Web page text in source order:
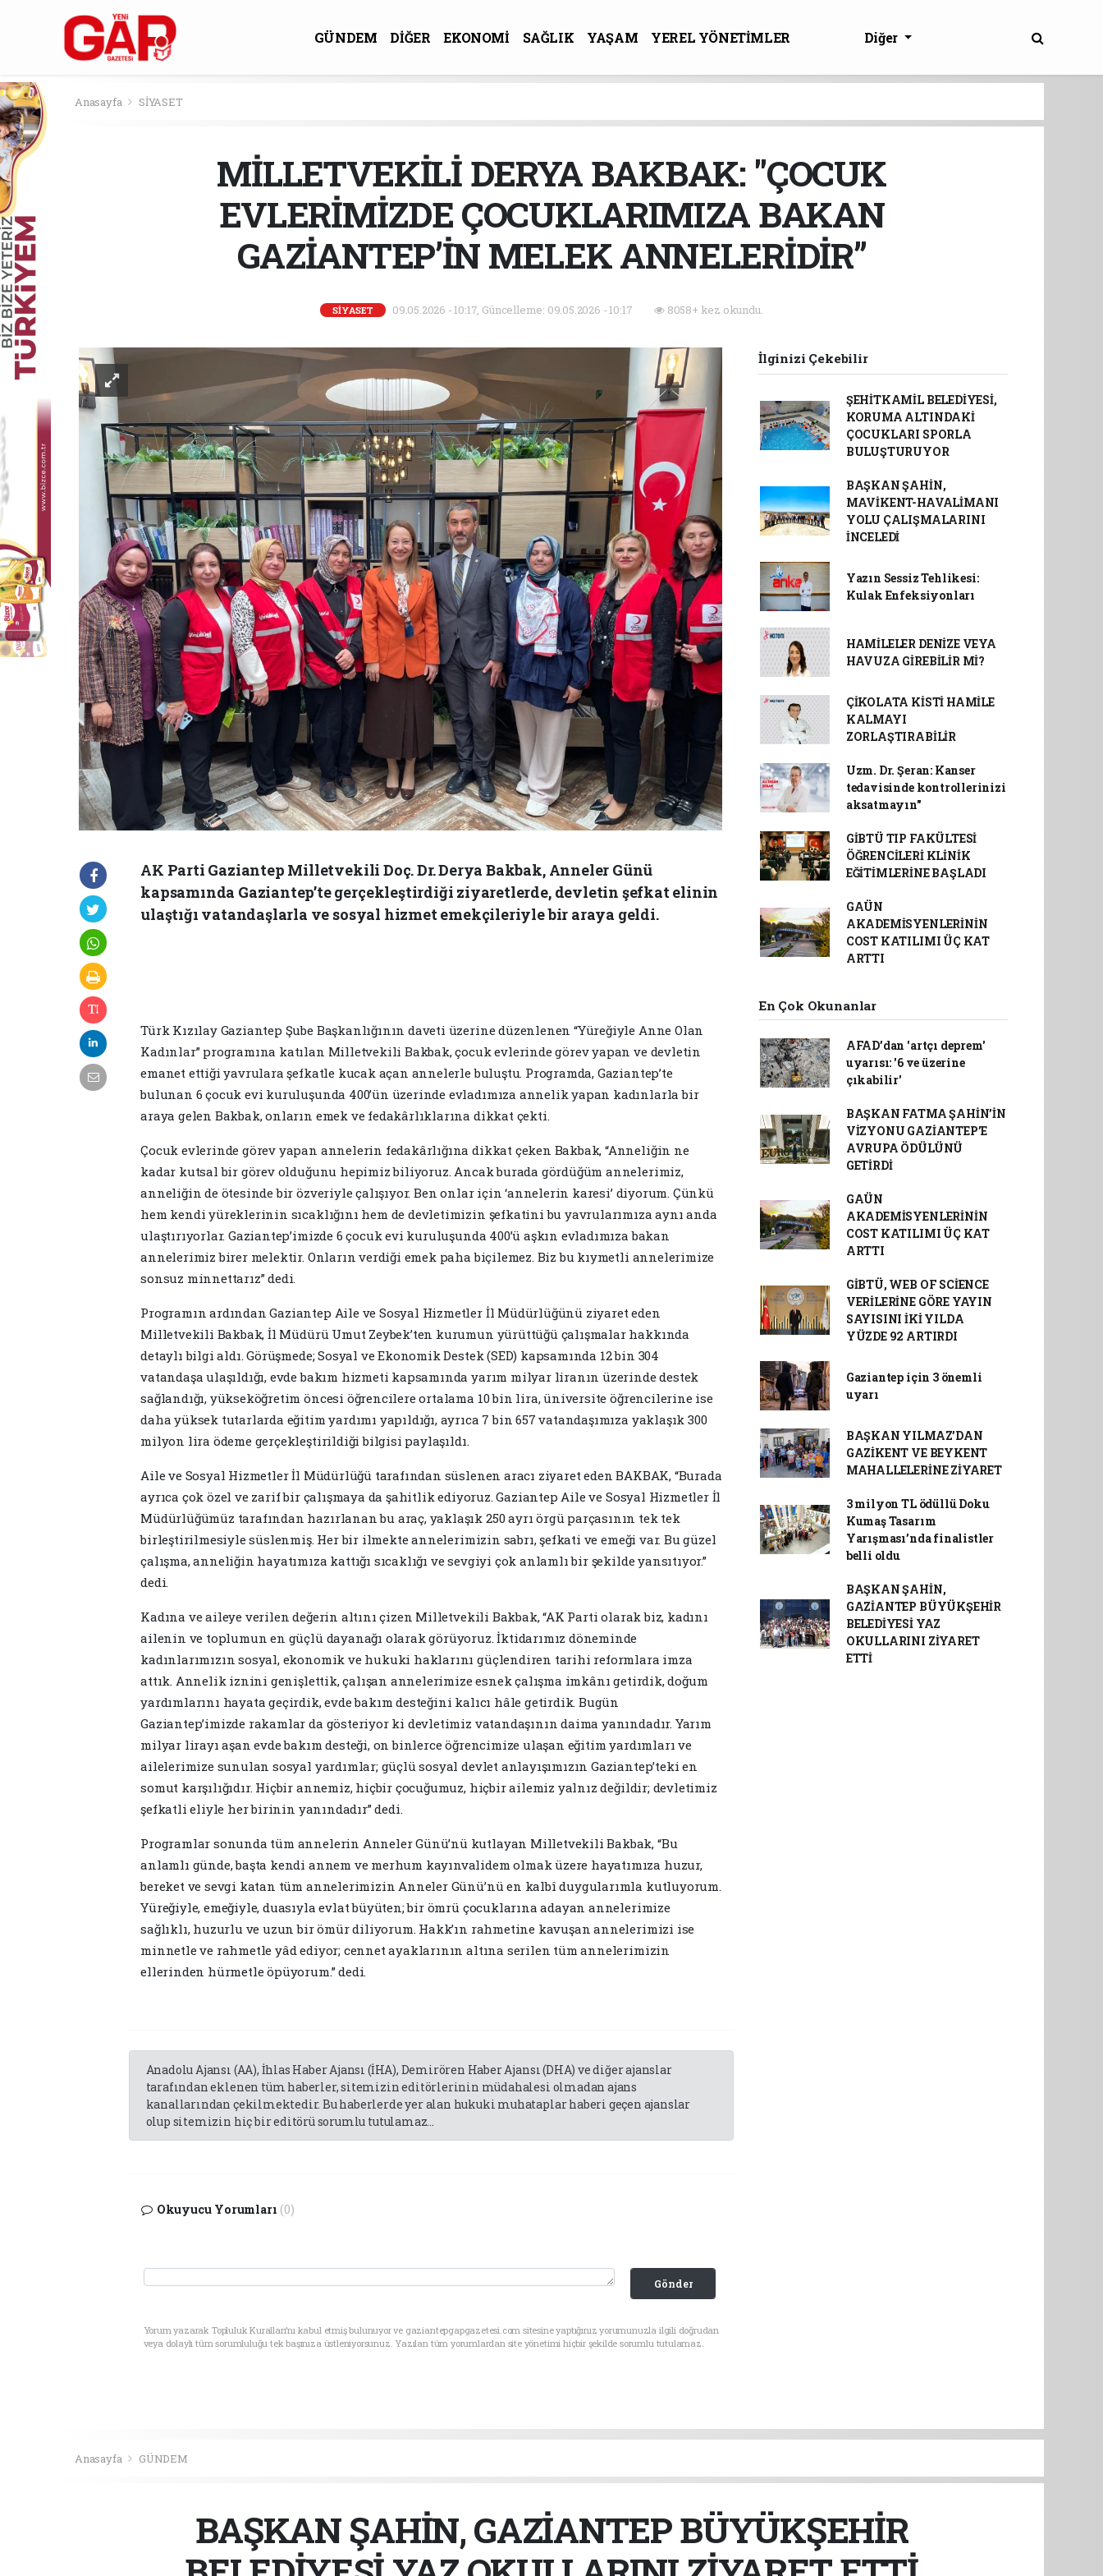
GÜNDEM DİĞER EKONOMİ SAĞLIK YAŞAM
YEREL YÖNETİMLER
Diğer
Anasayfa SİYASET
MİLLETVEKİLİ DERYA BAKBAK: "ÇOCUK
EVLERİMİZDE ÇOCUKLARIMIZA BAKAN
GAZİANTEP’İN MELEK ANNELERİDİR”
SİYASET 09.05.2026 - 10:17, Güncelleme: 09.05.2026 - 10:17 8058+ kez okundu.
AK Parti Gaziantep Milletvekili Doç. Dr. Derya Bakbak, Anneler Günü
kapsamında Gaziantep’te gerçekleştirdiği ziyaretlerde, devletin şefkat elinin
ulaştığı vatandaşlarla ve sosyal hizmet emekçileriyle bir araya geldi.
Türk Kızılay Gaziantep Şube Başkanlığının daveti üzerine düzenlenen “Yüreğiyle Anne Olan
Kadınlar” programına katılan Milletvekili Bakbak, çocuk evlerinde görev yapan ve devletin
emanet ettiği yavrulara şefkatle kucak açan annelerle buluştu. Programda, Gaziantep’te
bulunan 6 çocuk evi kuruluşunda 400’ün üzerinde evladımıza annelik yapan kadınlarla bir
araya gelen Bakbak, onların emek ve fedakârlıklarına dikkat çekti.
Çocuk evlerinde görev yapan annelerin fedakârlığına dikkat çeken Bakbak, “Anneliğin ne
kadar kutsal bir görev olduğunu hepimiz biliyoruz. Ancak burada gördüğüm annelerimiz,
anneliğin de ötesinde bir özveriyle çalışıyor. Ben onlar için ‘annelerin karesi’ diyorum. Çünkü
hem kendi yüreklerinin sıcaklığını hem de devletimizin şefkatini bu yavrularımıza aynı anda
ulaştırıyorlar. Gaziantep’imizde 6 çocuk evi kuruluşunda 400’ü aşkın evladımıza bakan
annelerimiz birer melektir. Onların verdiği emek paha biçilemez. Biz bu kıymetli annelerimize
sonsuz minnettarız” dedi.
Programın ardından Gaziantep Aile ve Sosyal Hizmetler İl Müdürlüğünü ziyaret eden
Milletvekili Bakbak, İl Müdürü Umut Zeybek’ten kurumun yürüttüğü çalışmalar hakkında
detaylı bilgi aldı. Görüşmede; Sosyal ve Ekonomik Destek (SED) kapsamında 12 bin 304
vatandaşa ulaşıldığı, evde bakım hizmeti kapsamında yarım milyar liranın üzerinde destek
sağlandığı, yükseköğretim öncesi öğrencilere ortalama 10 bin lira, üniversite öğrencilerine ise
daha yüksek tutarlarda eğitim yardımı yapıldığı, ayrıca 7 bin 657 vatandaşımıza yaklaşık 300
milyon lira ödeme gerçekleştirildiği bilgisi paylaşıldı.
Aile ve Sosyal Hizmetler İl Müdürlüğü tarafından süslenen aracı ziyaret eden BAKBAK, “Burada
ayrıca çok özel ve zarif bir çalışmaya da şahitlik ediyoruz. Gaziantep Aile ve Sosyal Hizmetler İl
Müdürlüğümüz tarafından hazırlanan bu araç, yaklaşık 250 ayrı örgü parçasının tek tek
birleştirilmesiyle süslenmiş. Her bir ilmekte annelerimizin sabrı, şefkati ve emeği var. Bu güzel
çalışma, anneliğin hayatımıza kattığı sıcaklığı ve sevgiyi çok anlamlı bir şekilde yansıtıyor.”
dedi.
Kadına ve aileye verilen değerin altını çizen Milletvekili Bakbak, “AK Parti olarak biz, kadını
ailenin ve toplumun en güçlü dayanağı olarak görüyoruz. İktidarımız döneminde
kadınlarımızın sosyal, ekonomik ve hukuki haklarını güçlendiren tarihi reformlara imza
attık. Annelik iznini genişlettik, çalışan annelerimize esnek çalışma imkânı getirdik, doğum
yardımlarını hayata geçirdik, evde bakım desteğini kalıcı hâle getirdik. Bugün
Gaziantep’imizde rakamlar da gösteriyor ki devletimiz vatandaşının daima yanındadır. Yarım
milyar lirayı aşan evde bakım desteği, on binlerce öğrencimize ulaşan eğitim yardımları ve
ailelerimize sunulan sosyal yardımlar; güçlü sosyal devlet anlayışımızın Gaziantep’teki en
somut karşılığıdır. Hiçbir annemiz, hiçbir çocuğumuz, hiçbir ailemiz yalnız değildir; devletimiz
şefkatli eliyle her birinin yanındadır” dedi.
Programlar sonunda tüm annelerin Anneler Günü’nü kutlayan Milletvekili Bakbak, “Bu
anlamlı günde, başta kendi annem ve merhum kayınvalidem olmak üzere hayatımıza huzur,
bereket ve sevgi katan tüm annelerimizin Anneler Günü’nü en kalbî duygularımla kutluyorum.
Yüreğiyle, emeğiyle, duasıyla evlat büyüten; bir ömrü çocuklarına adayan annelerimize
sağlıklı, huzurlu ve uzun bir ömür diliyorum. Hakk’ın rahmetine kavuşan annelerimizi ise
minnetle ve rahmetle yâd ediyor; cennet ayaklarının altına serilen tüm annelerimizin
ellerinden hürmetle öpüyorum.” dedi.
Anadolu Ajansı (AA), İhlas Haber Ajansı (İHA), Demirören Haber Ajansı (DHA) ve diğer ajanslar
tarafından eklenen tüm haberler, sitemizin editörlerinin müdahalesi olmadan ajans
kanallarından çekilmektedir. Bu haberlerde yer alan hukuki muhataplar haberi geçen ajanslar
olup sitemizin hiç bir editörü sorumlu tutulamaz...
Okuyucu Yorumları (0)
Gönder
Yorum yazarak Topluluk Kuralları’nı kabul etmiş bulunuyor ve gaziantepgapgazetesi.com sitesine yaptığınız yorumunuzla ilgili doğrudan
veya dolaylı tüm sorumluluğu tek başınıza üstleniyorsunuz. Yazılan tüm yorumlardan site yönetimi hiçbir şekilde sorumlu tutulamaz.
İlginizi Çekebilir
ŞEHİTKAMİL BELEDİYESİ,
KORUMA ALTINDAKİ
ÇOCUKLARI SPORLA
BULUŞTURUYOR
BAŞKAN ŞAHİN,
MAVİKENT-HAVALİMANI
YOLU ÇALIŞMALARINI
İNCELEDİ
Yazın Sessiz Tehlikesi:
Kulak Enfeksiyonları
HAMİLELER DENİZE VEYA
HAVUZA GİREBİLİR Mİ?
ÇİKOLATA KİSTİ HAMİLE
KALMAYI
ZORLAŞTIRABİLİR
Uzm. Dr. Şeran: Kanser
tedavisinde kontrollerinizi
aksatmayın"
GİBTÜ TIP FAKÜLTESİ
ÖĞRENCİLERİ KLİNİK
EĞİTİMLERİNE BAŞLADI
GAÜN
AKADEMİSYENLERİNİN
COST KATILIMI ÜÇ KAT
ARTTI
En Çok Okunanlar
AFAD’dan 'artçı deprem'
uyarısı: '6 ve üzerine
çıkabilir'
BAŞKAN FATMA ŞAHİN’İN
VİZYONU GAZİANTEP’E
AVRUPA ÖDÜLÜNÜ
GETİRDİ
GAÜN
AKADEMİSYENLERİNİN
COST KATILIMI ÜÇ KAT
ARTTI
GİBTÜ, WEB OF SCİENCE
VERİLERİNE GÖRE YAYIN
SAYISINI İKİ YILDA
YÜZDE 92 ARTIRDI
Gaziantep için 3 önemli
uyarı
BAŞKAN YILMAZ’DAN
GAZİKENT VE BEYKENT
MAHALLELERİNE ZİYARET
3 milyon TL ödüllü Doku
Kumaş Tasarım
Yarışması’nda finalistler
belli oldu
BAŞKAN ŞAHİN,
GAZİANTEP BÜYÜKŞEHİR
BELEDİYESİ YAZ
OKULLARINI ZİYARET
ETTİ
Anasayfa GÜNDEM
BAŞKAN ŞAHİN, GAZİANTEP BÜYÜKŞEHİR